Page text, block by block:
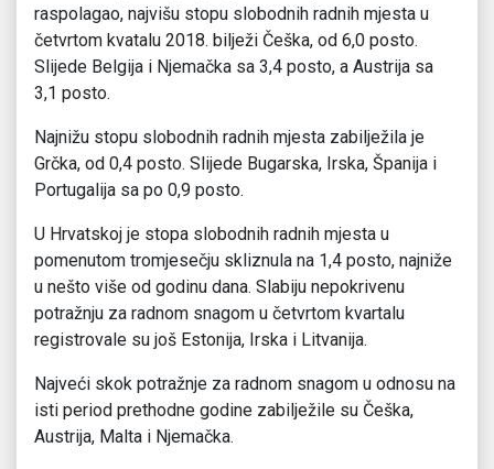
raspolagao, najvišu stopu slobodnih radnih mjesta u
četvrtom kvatalu 2018. bilježi Češka, od 6,0 posto.
Slijede Belgija i Njemačka sa 3,4 posto, a Austrija sa
3,1 posto.
Najnižu stopu slobodnih radnih mjesta zabilježila je
Grčka, od 0,4 posto. Slijede Bugarska, Irska, Španija i
Portugalija sa po 0,9 posto.
U Hrvatskoj je stopa slobodnih radnih mjesta u
pomenutom tromjesečju skliznula na 1,4 posto, najniže
u nešto više od godinu dana. Slabiju nepokrivenu
potražnju za radnom snagom u četvrtom kvartalu
registrovale su još Estonija, Irska i Litvanija.
Najveći skok potražnje za radnom snagom u odnosu na
isti period prethodne godine zabilježile su Češka,
Austrija, Malta i Njemačka.